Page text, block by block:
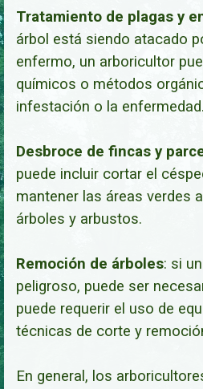
Tratamiento de plagas y
árbol está siendo atacado
enfermo, un arboricultor
químicos o métodos
infestación o la enfermedad.
Desbroce de fincas y
puede incluir cortar el
mantener las áreas verdes
árboles y arbustos.
Remoción de árboles: si
peligroso, puede ser
puede requerir el uso de
técnicas de corte y
En general, los